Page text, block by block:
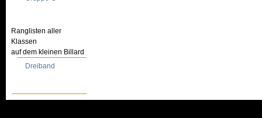
Ranglisten aller
Klassen
auf dem kleinen Billard
Dreiband